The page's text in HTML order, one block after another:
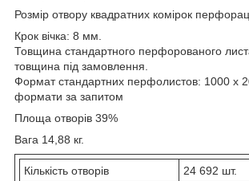
Розмір отвору квадратних комірок
Крок вічка: 8 мм.
Товщина стандартного перфорованого
товщина під замовлення.
Формат стандартних перфолистов: 1000 х
формати за запитом
Площа отворів 39%
Вага 14,88 кг.
Кількість отворів 24 692 шт.